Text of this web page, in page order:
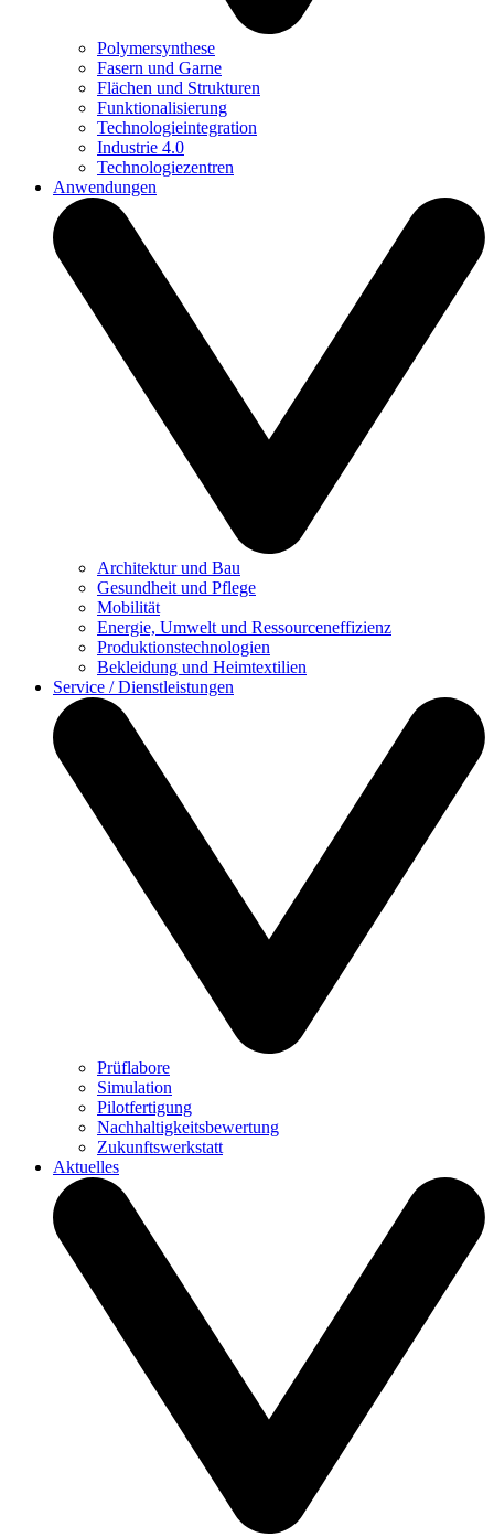
Polymersynthese
Fasern und Garne
Flächen und Strukturen
Funktionalisierung
Technologieintegration
Industrie 4.0
Technologiezentren
Anwendungen
Architektur und Bau
Gesundheit und Pflege
Mobilität
Energie, Umwelt und Ressourceneffizienz
Produktionstechnologien
Bekleidung und Heimtextilien
Service / Dienstleistungen
Prüflabore
Simulation
Pilotfertigung
Nachhaltigkeitsbewertung
Zukunftswerkstatt
Aktuelles